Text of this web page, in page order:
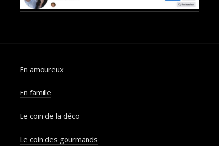
En amoureux
En famille
Le coin de la déco
Le coin des gourmands